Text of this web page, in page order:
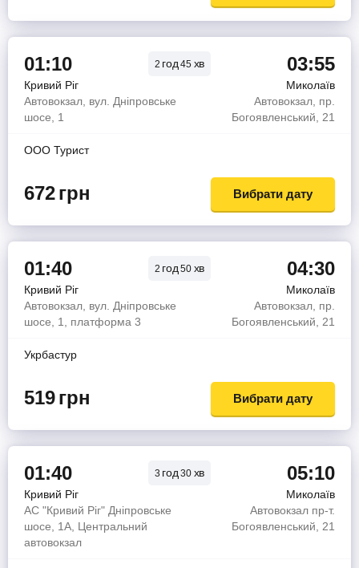
01:10 2 год45 хв 03:55
Кривий Ріг
Миколаїв
Автовокзал, вул. Дніпровське
шосе, 1
Автовокзал, пр.
Богоявленський, 21
OOO Турист
672грн Вибрати дату
01:40 2 год50 хв 04:30
Кривий Ріг
Миколаїв
Автовокзал, вул. Дніпровське
шосе, 1, платформа 3
Автовокзал, пр.
Богоявленський, 21
Укрбастур
519грн Вибрати дату
01:40 3 год30 хв 05:10
Кривий Ріг
Миколаїв
АС "Кривий Ріг" Дніпровське
шосе, 1А, Центральний
автовокзал
Автовокзал пр-т.
Богоявленський, 21